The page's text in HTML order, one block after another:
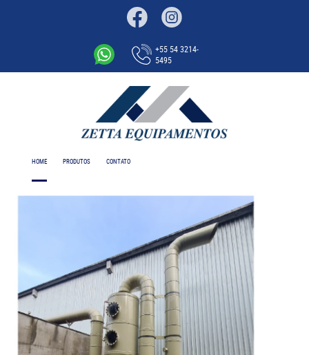
+55 54 3214-
5495
HOME PRODUTOS CONTATO